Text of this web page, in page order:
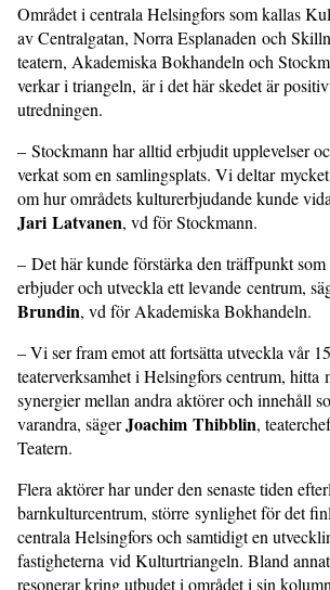
Området i centrala Helsingfors som kallas
av Centralgatan, Norra Esplanaden och
teatern, Akademiska Bokhandeln och
verkar i triangeln, är i det här skedet är
utredningen.
– Stockmann har alltid erbjudit upplevelser
verkat som en samlingsplats. Vi deltar
om hur områdets kulturerbjudande kunde
Jari Latvanen, vd för Stockmann.
– Det här kunde förstärka den träffpunkt
erbjuder och utveckla ett levande centrum,
Brundin, vd för Akademiska Bokhandeln.
– Vi ser fram emot att fortsätta utveckla vår
teaterverksamhet i Helsingfors centrum, hitta
synergier mellan andra aktörer och innehåll
varandra, sägerJoachim Thibblin,
Teatern.
Flera aktörer har under den senaste tiden
barnkulturcentrum, större synlighet för det
centrala Helsingfors och samtidigt en
fastigheterna vid Kulturtriangeln. Bland annat
resonerar kring utbudet i området i sin